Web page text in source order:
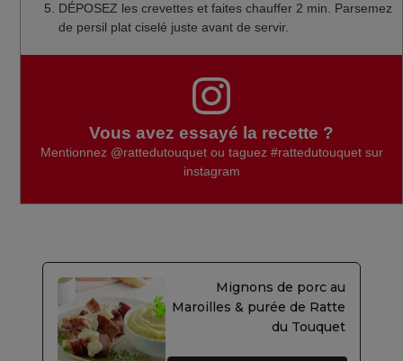
DÉPOSEZ les crevettes et faites chauffer 2 min. Parsemez
de persil plat ciselé juste avant de servir.
Vous avez essayé la recette ?
Mentionnez @rattedutouquetou taguez #rattedutouquetsur
instagram
Mignons de porc au
Maroilles & purée de Ratte
du Touquet